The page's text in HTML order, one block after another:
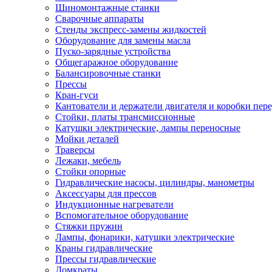
Шиномонтажные станки
Сварочные аппараты
Стенды экспресс-замены жидкостей
Оборудование для замены масла
Пуско-зарядные устройства
Общегаражное оборудование
Балансировочные станки
Прессы
Кран-гуси
Кантователи и держатели двигателя и коробки
Стойки, платы трансмиссионные
Катушки электрические, лампы переносные
Мойки деталей
Траверсы
Лежаки, мебель
Стойки опорные
Гидравлические насосы, цилиндры, манометры
Аксессуары для прессов
Индукционные нагреватели
Вспомогательное оборудование
Стяжки пружин
Лампы, фонарики, катушки электрические
Краны гидравлические
Прессы гидравлические
Домкраты